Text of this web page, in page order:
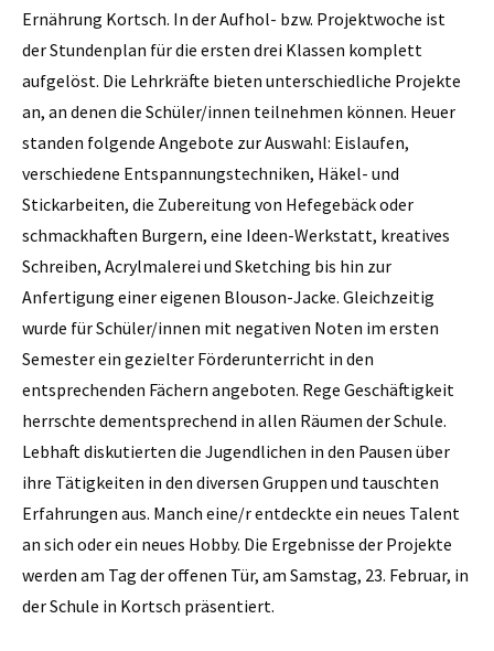
Ernährung Kortsch. In der Aufhol- bzw. Projektwoche ist
der Stundenplan für die ersten drei Klassen komplett
aufgelöst. Die Lehrkräfte bieten unterschiedliche Projekte
an, an denen die Schüler/innen teilnehmen können. Heuer
standen folgende Angebote zur Auswahl: Eislaufen,
verschiedene Entspannungstechniken, Häkel- und
Stickarbeiten, die Zubereitung von Hefegebäck oder
schmackhaften Burgern, eine Ideen-Werkstatt, kreatives
Schreiben, Acrylmalerei und Sketching bis hin zur
Anfertigung einer eigenen Blouson-Jacke. Gleichzeitig
wurde für Schüler/innen mit negativen Noten im ersten
Semester ein gezielter Förderunterricht in den
entsprechenden Fächern angeboten. Rege Geschäftigkeit
herrschte dementsprechend in allen Räumen der Schule.
Lebhaft diskutierten die Jugendlichen in den Pausen über
ihre Tätigkeiten in den diversen Gruppen und tauschten
Erfahrungen aus. Manch eine/r entdeckte ein neues Talent
an sich oder ein neues Hobby. Die Ergebnisse der Projekte
werden am Tag der offenen Tür, am Samstag, 23. Februar, in
der Schule in Kortsch präsentiert.